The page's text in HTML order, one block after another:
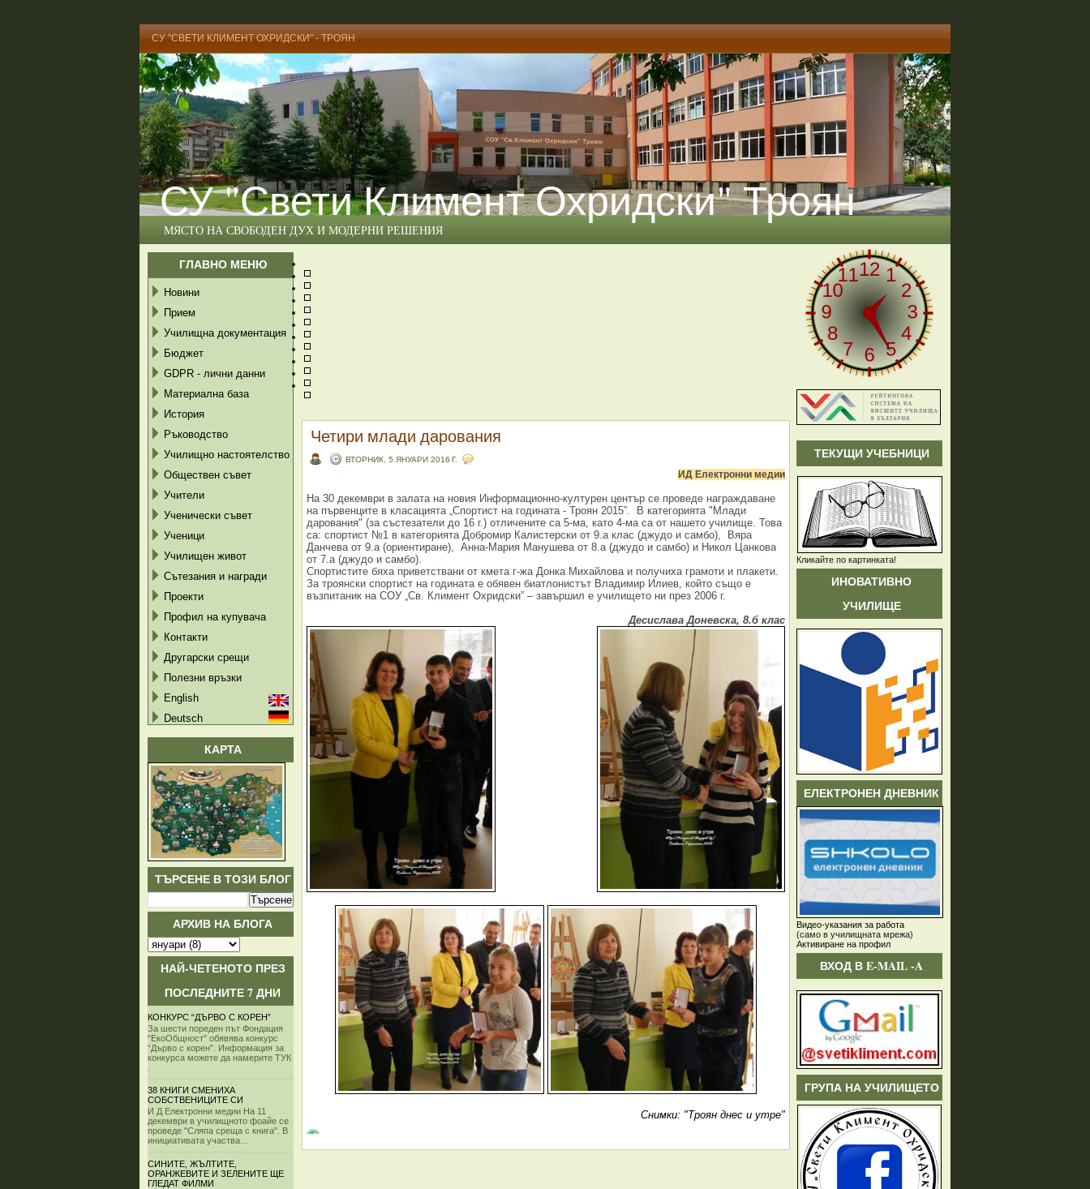
СУ "СВЕТИ КЛИМЕНТ ОХРИДСКИ" - ТРОЯН
СУ "Свети Климент Охридски" Троян
МЯСТО НА СВОБОДЕН ДУХ И МОДЕРНИ РЕШЕНИЯ
ГЛАВНО МЕНЮ
Новини
Прием
Училищна документация
Бюджет
GDPR - лични данни
Материална база
История
Ръководство
Училищно настоятелство
Обществен съвет
Учители
Ученически съвет
Ученици
Училищен живот
Сътезания и награди
Проекти
Профил на купувача
Контакти
Другарски срещи
Полезни връзки
English
Deutsch
КАРТА
ТЪРСЕНЕ В ТОЗИ БЛОГ
АРХИВ НА БЛОГА
НАЙ-ЧЕТЕНОТО ПРЕЗ
ПОСЛЕДНИТЕ 7 ДНИ
КОНКУРС “ДЪРВО С КОРЕН”
За шести пореден път Фондация
“ЕкоОбщност” обявява конкурс
“Дърво с корен”. Информация за
конкурса можете да намерите ТУК
38 КНИГИ СМЕНИХА
СОБСТВЕНИЦИТЕ СИ
И Д Електронни медии На 11
декември в училищното фоайе се
проведе "Сляпа среща с книга". В
инициативата участва...
СИНИТЕ, ЖЪЛТИТЕ,
ОРАНЖЕВИТЕ И ЗЕЛЕНИТЕ ЩЕ
ГЛЕДАТ ФИЛМИ
Четири млади дарования
ВТОРНИК, 5 ЯНУАРИ 2016 Г.
ИД Електронни медии
На 30 декември в залата на новия Информационно-културен център се проведе награждаване
на първенците в класацията „Спортист на годината - Троян 2015”.
В категорията "Млади
дарования" (за състезатели до 16 г.) отличените са 5-ма, като 4-ма са от нашето училище. Това
са: спортист №1 в категорията Добромир Калистерски от 9.а клас (джудо и самбо),
Вяра
Данчева от 9.а (ориентиране),
Анна-Мария Манушева от 8.а (джудо и самбо) и Никол Цанкова
от 7.а (джудо и самбо).
Спортистите бяха приветствани от кмета г-жа Донка Михайлова и получиха грамоти и плакети.
За троянски спортист на годината е обявен биатлонистът Владимир Илиев, който също е
възпитаник на СОУ „Св. Климент Охридски” – завършил е училището ни през 2006 г.
Десислава Доневска, 8.б клас
Снимки: "Троян днес и утре"
ТЕКУЩИ УЧЕБНИЦИ
Кликайте по картинката!
ИНОВАТИВНО
УЧИЛИЩЕ
ЕЛЕКТРОНЕН ДНЕВНИК
Видео-указания за работа
(само в училищната мрежа)
Активиране на профил
ВХОД В E-MAIL -A
ГРУПА НА УЧИЛИЩЕТО